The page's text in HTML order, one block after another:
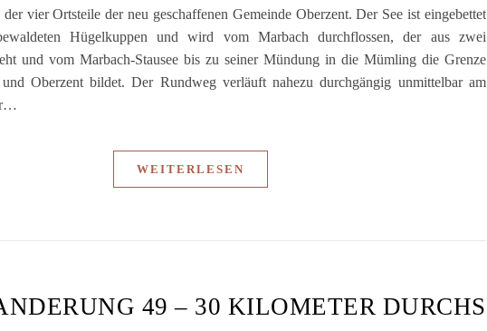
vier Ortsteile der neu geschaffenen Gemeinde Oberzent. Der See ist eingebettet
Hügelkuppen und wird vom Marbach durchflossen, der aus zwei
und vom Marbach-Stausee bis zu seiner Mündung in die Mümling die Grenze
Oberzent bildet. Der Rundweg verläuft nahezu durchgängig unmittelbar am
WEITERLESEN
49 – 30 KILOMETER DURCHS